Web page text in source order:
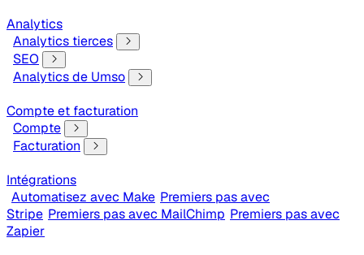
Analytics
Analytics tierces
SEO
Analytics de Umso
Compte et facturation
Compte
Facturation
Intégrations
Automatisez avec Make Premiers pas avec
Stripe Premiers pas avec MailChimp Premiers pas avec
Zapier